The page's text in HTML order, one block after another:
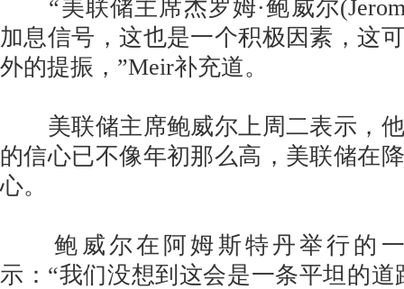
“美联储主席杰罗姆·鲍威尔
加息信号，这也是一个积极因素，这
外的提振，”Meir补充道。
美联储主席鲍威尔上周二表示，他
的信心已不像年初那么高，美联储在
心。
鲍威尔在阿姆斯特丹举行的一
示：“我们没想到这会是一条平坦的